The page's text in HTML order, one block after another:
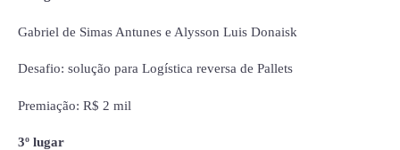
Gabriel de Simas Antunes e Alysson Luis Donaisk
Desafio: solução para Logística reversa de Pallets
Premiação: R$ 2 mil
3º lugar